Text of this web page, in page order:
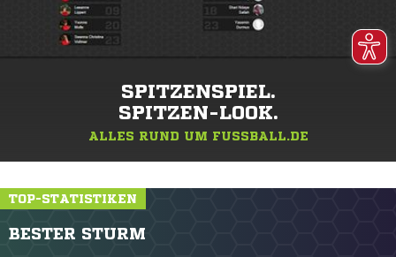
SPITZENSPIEL.
SPITZEN-LOOK.
ALLES RUND UM FUSSBALL.DE
TOP-STATISTIKEN
BESTER STURM